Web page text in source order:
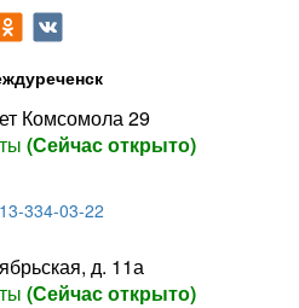
Комсомола 29
(Сейчас открыто)
334-03-22
д. 11а
(Сейчас открыто)